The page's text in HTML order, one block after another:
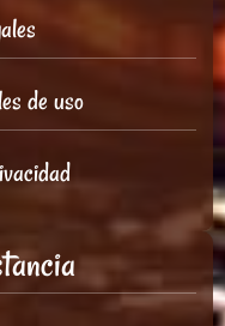
de uso